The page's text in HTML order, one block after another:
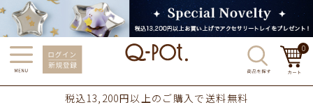
0
税込13,200円以上のご購入で送料無料